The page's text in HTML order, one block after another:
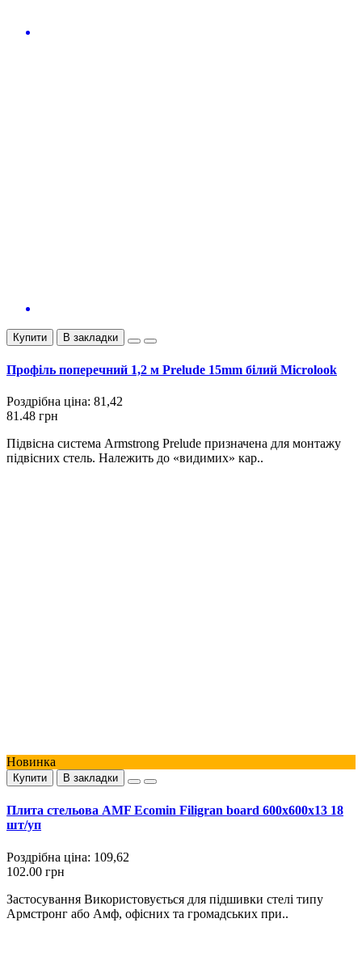
Купити В закладки
Профіль поперечний 1,2 м Prelude 15mm білий Microlook
Роздрібна ціна: 81,42
81.48 грн
Підвісна система Armstrong Prelude призначена для монтажу
підвісних стель. Належить до «видимих» кар..
Новинка
Купити В закладки
Плита стельова AMF Ecomin Filigran board 600x600x13 18
шт/уп
Роздрібна ціна: 109,62
102.00 грн
Застосування Використовується для підшивки стелі типу
Армстронг або Амф, офісних та громадських при..